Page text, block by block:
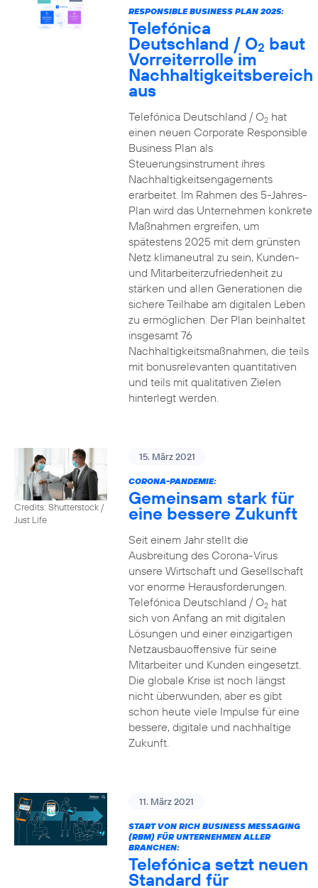
RESPONSIBLE BUSINESS PLAN 2025:
Telefónica
Deutschland / O2 baut
Vorreiterrolle im
Nachhaltigkeitsbereich
aus
Telefónica Deutschland / O2hat
einen neuen Corporate Responsible
Business Plan als
Steuerungsinstrument ihres
Nachhaltigkeitsengagements
erarbeitet. Im Rahmen des 5-Jahres-
Plan wird das Unternehmen konkrete
Maßnahmen ergreifen, um
spätestens 2025 mit dem grünsten
Netz klimaneutral zu sein, Kunden-
und Mitarbeiterzufriedenheit zu
stärken und allen Generationen die
sichere Teilhabe am digitalen Leben
zu ermöglichen. Der Plan beinhaltet
insgesamt 76
Nachhaltigkeitsmaßnahmen, die teils
mit bonusrelevanten quantitativen
und teils mit qualitativen Zielen
hinterlegt werden.
Credits: Shutterstock /
Just Life
15. März 2021
CORONA-PANDEMIE:
Gemeinsam stark für
eine bessere Zukunft
Seit einem Jahr stellt die
Ausbreitung des Corona-Virus
unsere Wirtschaft und Gesellschaft
vor enorme Herausforderungen.
Telefónica Deutschland / O2hat
sich von Anfang an mit digitalen
Lösungen und einer einzigartigen
Netzausbauoffensive für seine
Mitarbeiter und Kunden eingesetzt.
Die globale Krise ist noch längst
nicht überwunden, aber es gibt
schon heute viele Impulse für eine
bessere, digitale und nachhaltige
Zukunft.
11. März 2021
START VON RICH BUSINESS MESSAGING
(RBM) FÜR UNTERNEHMEN ALLER
BRANCHEN:
Telefónica setzt neuen
Standard für